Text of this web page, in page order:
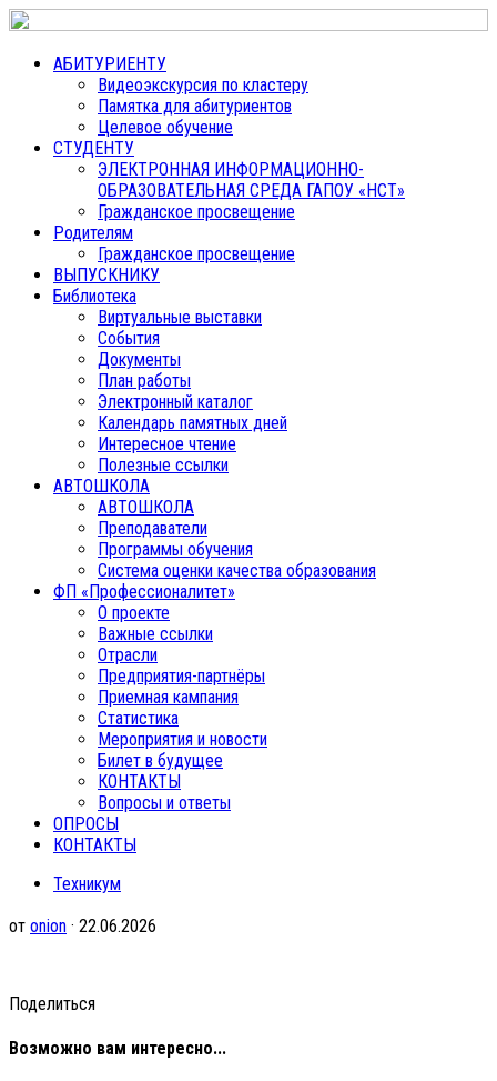
АБИТУРИЕНТУ
Видеоэкскурсия по кластеру
Памятка для абитуриентов
Целевое обучение
СТУДЕНТУ
ЭЛЕКТРОННАЯ ИНФОРМАЦИОННО-
ОБРАЗОВАТЕЛЬНАЯ СРЕДА ГАПОУ «НСТ»
Гражданское просвещение
Родителям
Гражданское просвещение
ВЫПУСКНИКУ
Библиотека
Виртуальные выставки
События
Документы
План работы
Электронный каталог
Календарь памятных дней
Интересное чтение
Полезные ссылки
АВТОШКОЛА
АВТОШКОЛА
Преподаватели
Программы обучения
Система оценки качества образования
ФП «Профессионалитет»
О проекте
Важные ссылки
Отрасли
Предприятия-партнёры
Приемная кампания
Статистика
Мероприятия и новости
Билет в будущее
КОНТАКТЫ
Вопросы и ответы
ОПРОСЫ
КОНТАКТЫ
Техникум
от onion · 22.06.2026
Поделиться
Возможно вам интересно...